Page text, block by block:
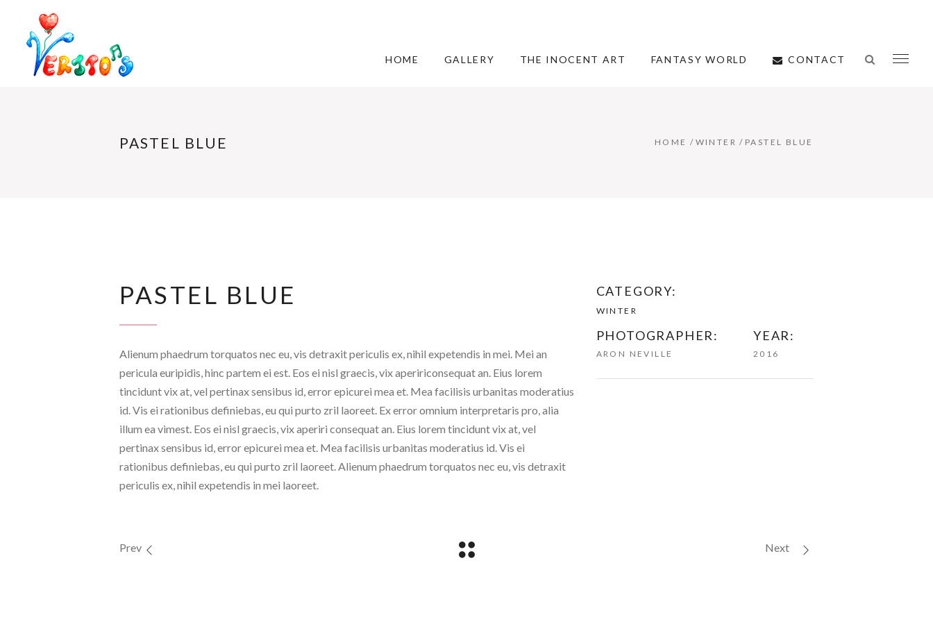
HOME GALLERY THE INOCENT ART FANTASY WORLD CONTACT
PASTEL BLUE HOME / WINTER / PASTEL BLUE
PASTEL BLUE
Alienum phaedrum torquatos nec eu, vis detraxit periculis ex, nihil expetendis in mei. Mei an
pericula euripidis, hinc partem ei est. Eos ei nisl graecis, vix apeririconsequat an. Eius lorem
tincidunt vix at, vel pertinax sensibus id, error epicurei mea et. Mea facilisis urbanitas moderatius
id. Vis ei rationibus definiebas, eu qui purto zril laoreet. Ex error omnium interpretaris pro, alia
illum ea vimest. Eos ei nisl graecis, vix aperiri consequat an. Eius lorem tincidunt vix at, vel
pertinax sensibus id, error epicurei mea et. Mea facilisis urbanitas moderatius id. Vis ei
rationibus definiebas, eu qui purto zril laoreet. Alienum phaedrum torquatos nec eu, vis detraxit
periculis ex, nihil expetendis in mei laoreet.
CATEGORY:
WINTER
PHOTOGRAPHER:
ARON NEVILLE
YEAR:
2016
Prev Next